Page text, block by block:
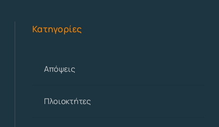
Κατηγορίες
Απόψεις
Πλοιοκτήτες